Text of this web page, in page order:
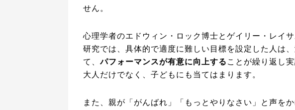
せん。
心理学者のエドウィン・ロック博士とゲイリー・レイ
研究では、具体的で適度に難しい目標を設定した人は
て、パフォーマンスが有意に向上する ことが繰り返し
大人だけでなく、子どもにも当てはまります。
また、親が「がんばれ」「もっとやりなさい」と声を